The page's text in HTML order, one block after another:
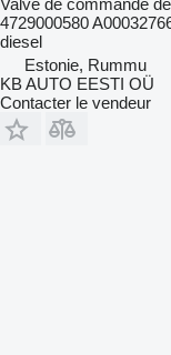
4729000580
diesel
Estonie, Rummu
KB AUTO EESTI OÜ
Contacter le vendeur